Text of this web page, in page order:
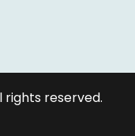
rights reserved.